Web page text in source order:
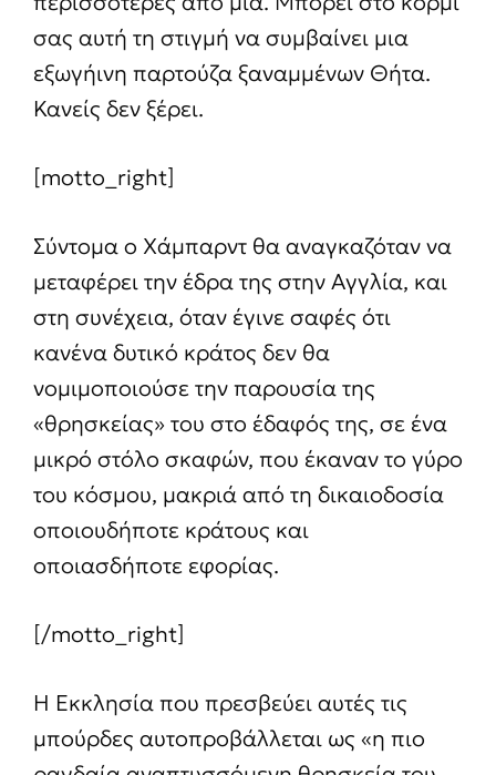
σας αυτή τη στιγμή να συμβαίνει μια
εξωγήινη παρτούζα ξαναμμένων Θήτα.
Κανείς δεν ξέρει.
[motto_right]
Σύντομα ο Χάμπαρντ θα αναγκαζόταν να
μεταφέρει την έδρα της στην Αγγλία, και
στη συνέχεια, όταν έγινε σαφές ότι
κανένα δυτικό κράτος δεν θα
νομιμοποιούσε την παρουσία της
«θρησκείας» του στο έδαφός της, σε ένα
μικρό στόλο σκαφών, που έκαναν το γύρο
του κόσμου, μακριά από τη δικαιοδοσία
οποιουδήποτε κράτους και
οποιασδήποτε εφορίας.
[/motto_right]
Η Εκκλησία που πρεσβεύει αυτές τις
μπούρδες αυτοπροβάλλεται ως «η πιο